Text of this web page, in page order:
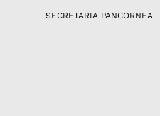
SECRETARIA PANCORNEA